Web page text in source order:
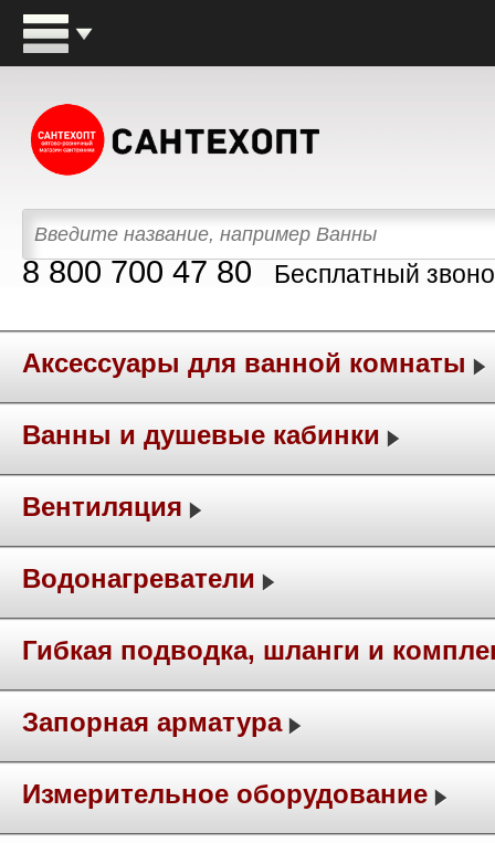
8 800 700 47 80 Бесплатный
Аксессуары для ванной комнаты
Ванны и душевые кабинки
Вентиляция
Водонагреватели
Гибкая подводка, шланги и
Запорная арматура
Измерительное оборудование